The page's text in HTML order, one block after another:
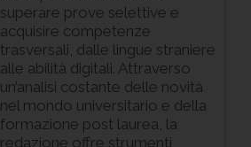
superare prove selettive e
acquisire competenze
trasversali, dalle lingue straniere
alle abilità digitali. Attraverso
un’analisi costante delle novità
nel mondo universitario e della
formazione post laurea, la
redazione offre strumenti